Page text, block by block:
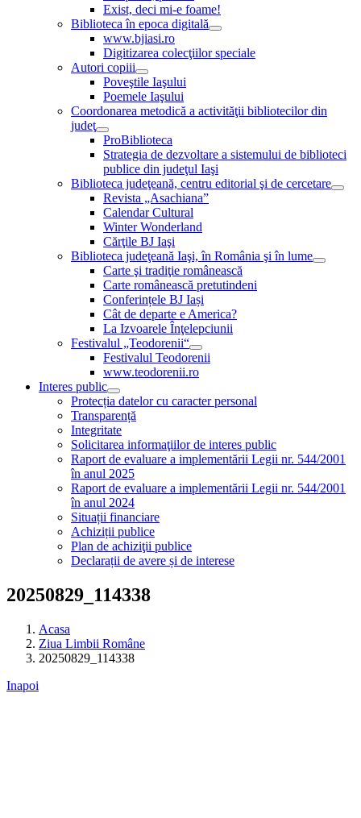
Exist, deci mi-e foame!
Biblioteca în epoca digitală
www.bjiasi.ro
Digitizarea colecţiilor speciale
Autori copiii
Poveştile Iaşului
Poemele Iaşului
Coordonarea metodică a activităţii bibliotecilor din
judeţ
ProBiblioteca
Strategia de dezvoltare a sistemului de biblioteci
publice din judeţul Iaşi
Biblioteca judeţeană, centru editorial şi de cercetare
Revista „Asachiana”
Calendar Cultural
Winter Wonderland
Cărţile BJ Iaşi
Biblioteca judeţeană Iaşi, în România şi în lume
Carte şi tradiţie românească
Carte românească pretutindeni
Conferințele BJ Iași
Cât de departe e America?
La Izvoarele Înţelepciunii
Festivalul „Teodorenii“
Festivalul Teodorenii
www.teodorenii.ro
Interes public
Protecția datelor cu caracter personal
Transparență
Integritate
Solicitarea informaţiilor de interes public
Raport de evaluare a implementării Legii nr. 544/2001
în anul 2025
Raport de evaluare a implementării Legii nr. 544/2001
în anul 2024
Situații financiare
Achiziții publice
Plan de achiziţii publice
Declarații de avere și de interese
20250829_114338
Acasa
Ziua Limbii Române
20250829_114338
Inapoi